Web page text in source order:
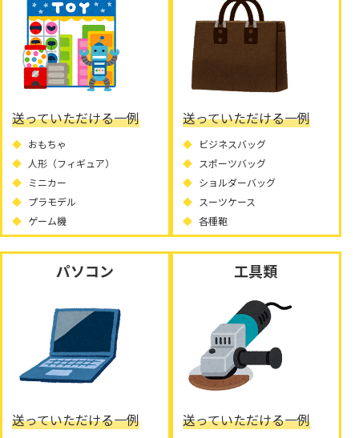
送っていただける一例
おもちゃ
人形（フィギュア）
ミニカー
プラモデル
ゲーム機
送っていただける一例
ビジネスバッグ
スポーツバッグ
ショルダーバッグ
スーツケース
各種鞄
パソコン
送っていただける一例
工具類
送っていただける一例